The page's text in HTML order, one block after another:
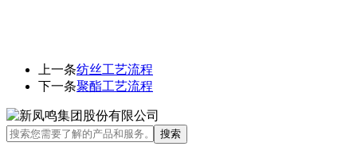
上一条纺丝工艺流程
下一条聚酯工艺流程